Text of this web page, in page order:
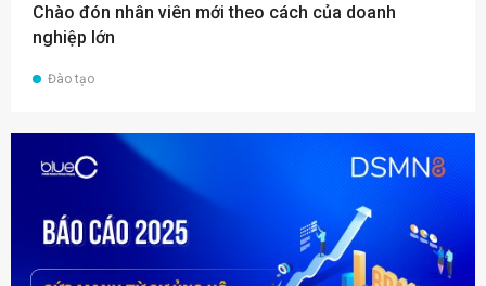
Chào đón nhân viên mới theo cách của doanh
nghiệp lớn
Đào tạo